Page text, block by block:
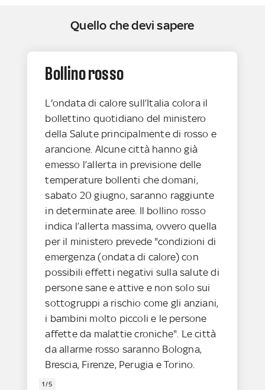
Quello che devi sapere
Bollino rosso
L'ondata di calore sull’Italia colora il
bollettino quotidiano del ministero
della Salute principalmente di rosso e
arancione. Alcune città hanno già
emesso l’allerta in previsione delle
temperature bollenti che domani,
sabato 20 giugno, saranno raggiunte
in determinate aree. Il bollino rosso
indica l’allerta massima, ovvero quella
per il ministero prevede "condizioni di
emergenza (ondata di calore) con
possibili effetti negativi sulla salute di
persone sane e attive e non solo sui
sottogruppi a rischio come gli anziani,
i bambini molto piccoli e le persone
affette da malattie croniche". Le città
da allarme rosso saranno Bologna,
Brescia, Firenze, Perugia e Torino.
1/5